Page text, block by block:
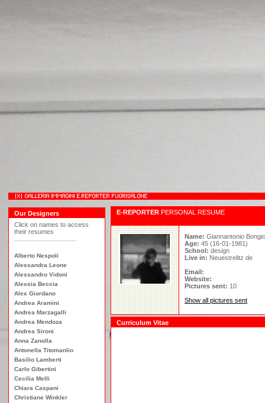
Our Designers
Click on names to access
their resumes
Alberto Nespoli
Alessandra Leone
Alessandro Vidoni
Alessia Beccia
Alex Giordano
Andrea Aramini
Andrea Marzagalli
Andrea Mendoza
Andrea Sironi
Anna Zanolla
Antonella Titomanlio
Basilio Lamberti
Carlo Gibertini
Cecilia Melli
Chiara Caspani
Christiane Winkler
E-REPORTER PERSONAL RESUME
Name: Giannantonio
Age: 45 (16-01-1981)
School: design
Live in: Neuestrelitz de
Email:
Website:
Pictures sent: 10
Show all pictures sent
Curriculum Vitae